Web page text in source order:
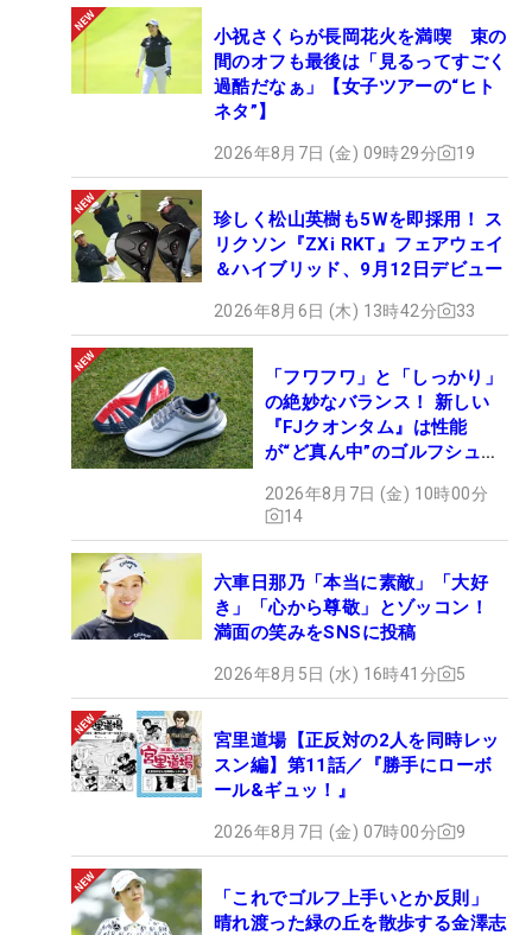
小祝さくらが長岡花火を満喫 束の
間のオフも最後は「見るってすごく
過酷だなぁ」【女子ツアーの“ヒト
ネタ”】
2026年8月7日 (金) 09時29分 19
珍しく松山英樹も5Wを即採用！ ス
リクソン『ZXi RKT』フェアウェイ
＆ハイブリッド、9月12日デビュー
2026年8月6日 (木) 13時42分 33
「フワフワ」と「しっかり」
の絶妙なバランス！ 新しい
『FJクオンタム』は性能
が“ど真ん中”のゴルフシュー
2026年8月7日 (金) 10時00分
14
六車日那乃「本当に素敵」「大好
き」「心から尊敬」とゾッコン！
満面の笑みをSNSに投稿
2026年8月5日 (水) 16時41分 5
宮里道場【正反対の2人を同時レッ
スン編】第11話／『勝手にローボ
ール&ギュッ！』
2026年8月7日 (金) 07時00分 9
「これでゴルフ上手いとか反則」
晴れ渡った緑の丘を散歩する金澤志